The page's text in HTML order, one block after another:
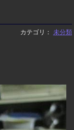
カテゴリ： 未分類